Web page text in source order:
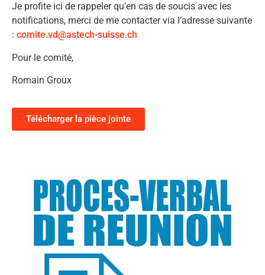
Je profite ici de rappeler qu’en cas de soucis avec les
notifications, merci de me contacter via l’adresse suivante
: comite.vd@astech-suisse.ch
Pour le comité,
Romain Groux
Télécharger la pièce jointe